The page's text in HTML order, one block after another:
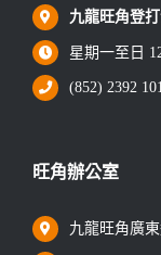
九龍旺角登
星期一至日
(852) 2392
旺角辦公室
九龍旺角廣